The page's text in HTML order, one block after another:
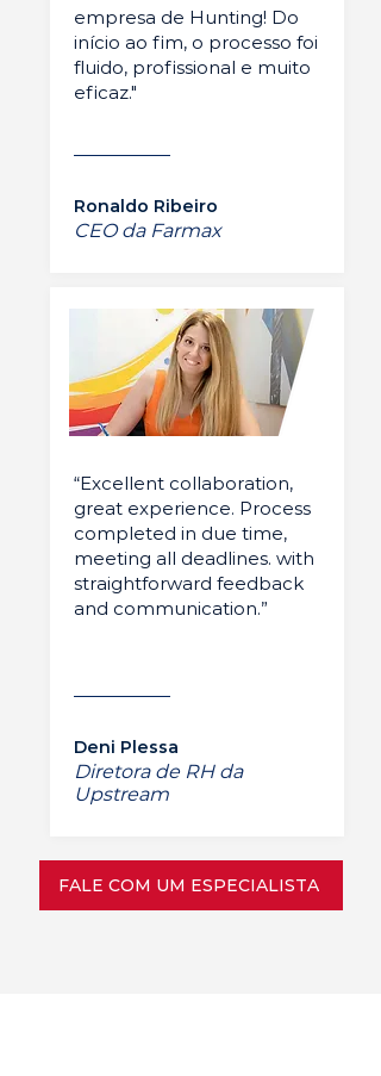
empresa de Hunting! Do
início ao fim, o processo foi
fluido, profissional e muito
eficaz."
Ronaldo Ribeiro
CEO da Farmax
“Excellent collaboration,
great experience. Process
completed in due time,
meeting all deadlines. with
straightforward feedback
and communication.”
Deni Plessa
Diretora de RH da
Upstream
FALE COM UM ESPECIALISTA